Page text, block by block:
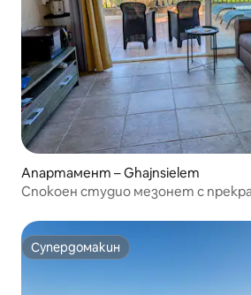
Апартамент – Ghajnsielem
Спокоен студио мезонет с
Супердомакин
Супердомакин